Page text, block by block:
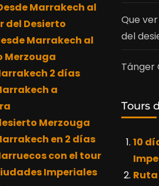
Marrakech al
del Desierto
Marrakech al
Merzouga
2 días
a
Merzouga
en 2 días
con el tour
Imperiales
Que
del
Tánger
Tours
10
Ruta